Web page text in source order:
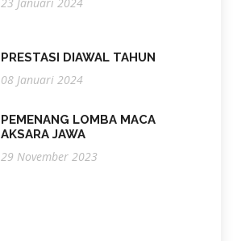
23 Januari 2024
PRESTASI DIAWAL TAHUN
08 Januari 2024
PEMENANG LOMBA MACA
AKSARA JAWA
29 November 2023